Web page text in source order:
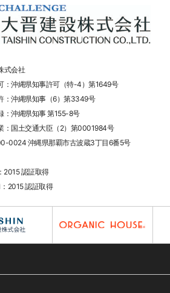
式会社
：沖縄県知事許可（特-4）第1649号
：沖縄県知事（6）第3349号
：沖縄県知事 第155-8号
：国土交通大臣（2）第0001984号
0024 沖縄県那覇市古波蔵3丁目6番5号
2015 認証取得
2015 認証取得